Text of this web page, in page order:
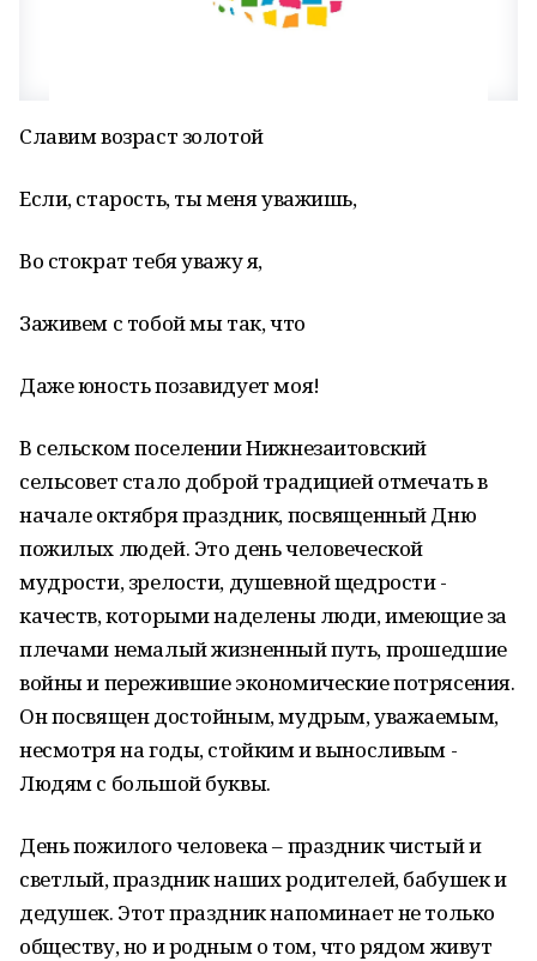
Славим возраст золотой
Если, старость, ты меня уважишь,
Во стократ тебя уважу я,
Заживем с тобой мы так, что
Даже юность позавидует моя!
В сельском поселении Нижнезаитовский
сельсовет стало доброй традицией отмечать в
начале октября праздник, посвященный Дню
пожилых людей. Это день человеческой
мудрости, зрелости, душевной щедрости -
качеств, которыми наделены люди, имеющие за
плечами немалый жизненный путь, прошедшие
войны и пережившие экономические потрясения.
Он посвящен достойным, мудрым, уважаемым,
несмотря на годы, стойким и выносливым -
Людям с большой буквы.
День пожилого человека – праздник чистый и
светлый, праздник наших родителей, бабушек и
дедушек. Этот праздник напоминает не только
обществу, но и родным о том, что рядом живут